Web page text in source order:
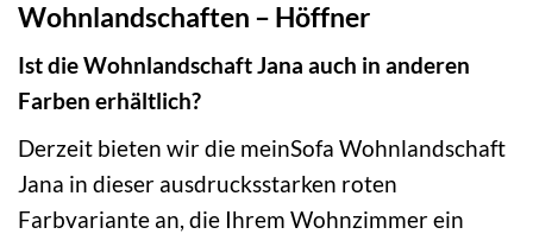
Wohnlandschaften – Höffner
Ist die Wohnlandschaft Jana auch in anderen
Farben erhältlich?
Derzeit bieten wir die meinSofa Wohnlandschaft
Jana in dieser ausdrucksstarken roten
Farbvariante an, die Ihrem Wohnzimmer ein